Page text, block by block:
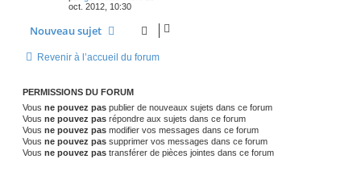
oct. 2012, 10:30
Nouveau sujet
Revenir à l’accueil du forum
PERMISSIONS DU FORUM
Vous ne pouvez pas publier de nouveaux sujets dans ce forum
Vous ne pouvez pas répondre aux sujets dans ce forum
Vous ne pouvez pas modifier vos messages dans ce forum
Vous ne pouvez pas supprimer vos messages dans ce forum
Vous ne pouvez pas transférer de pièces jointes dans ce forum